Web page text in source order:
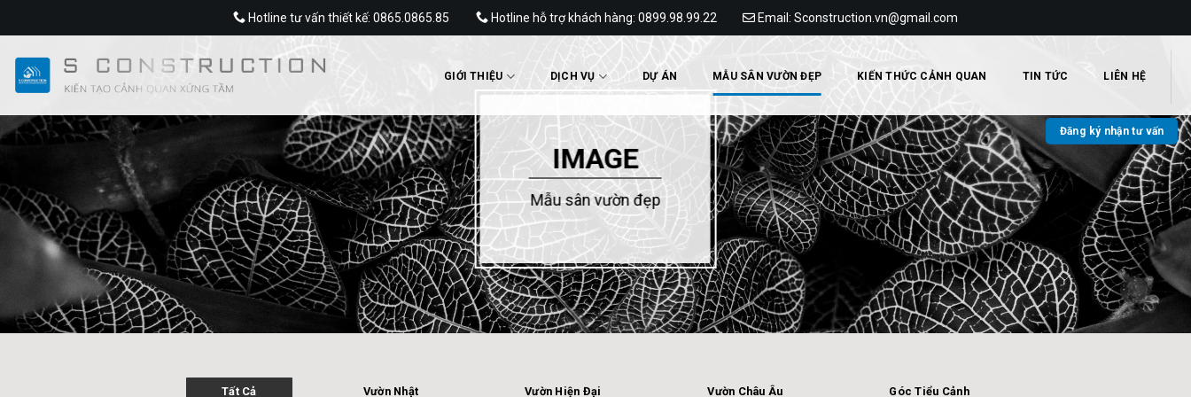
to
content
Hotline tư vấn thiết kế: 0865.0865.85 Hotline hỗ trợ khách hàng: 0899.98.99.22 Email: Sconstruction.vn@gmail.com
GIỚI THIỆU DỊCH VỤ DỰ ÁN MẪU SÂN VƯỜN ĐẸP KIẾN THỨC CẢNH QUAN TIN TỨC LIÊN HỆ
Đăng ký nhận tư vấn
IMAGE
Mẫu sân vườn đẹp
Tất Cả Vườn Nhật Vườn Hiện Đại Vườn Châu Âu Góc Tiểu Cảnh